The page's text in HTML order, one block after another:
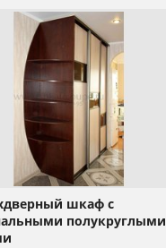
шкаф с
полукруглыми